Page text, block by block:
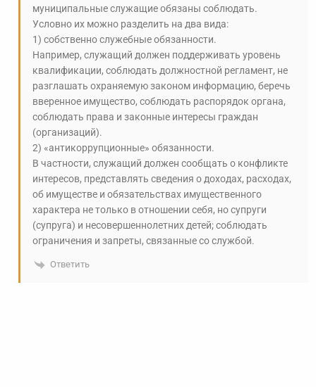
муниципальные служащие обязаны соблюдать.
Условно их можно разделить на два вида:
1) собственно служебные обязанности.
Например, служащий должен поддерживать уровень
квалификации, соблюдать должностной регламент, не
разглашать охраняемую законом информацию, беречь
вверенное имущество, соблюдать распорядок органа,
соблюдать права и законные интересы граждан
(организаций).
2) «антикоррупционные» обязанности.
В частности, служащий должен сообщать о конфликте
интересов, представлять сведения о доходах, расходах,
об имуществе и обязательствах имущественного
характера не только в отношении себя, но супруги
(супруга) и несовершеннолетних детей; соблюдать
ограничения и запреты, связанные со службой.
Ответить